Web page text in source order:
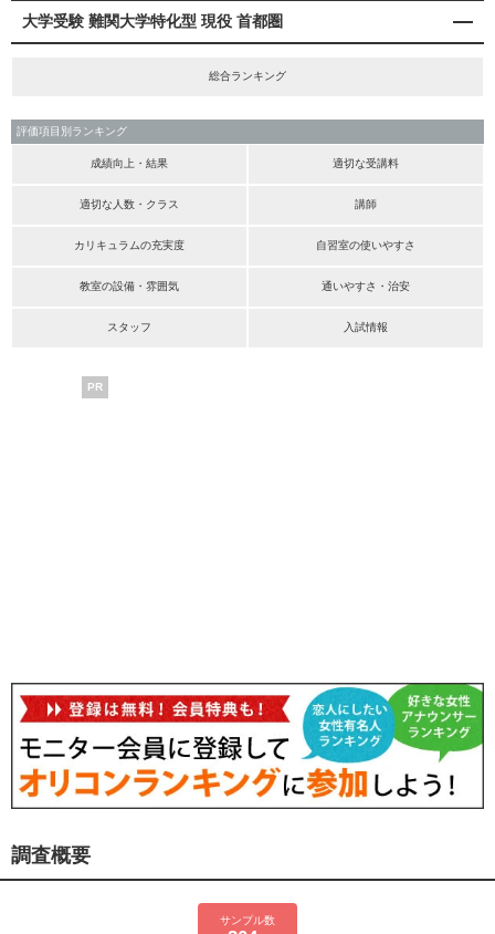
大学受験 難関大学特化型 現役 首都圏
総合ランキング
評価項目別ランキング
成績向上・結果 適切な受講料
適切な人数・クラス 講師
カリキュラムの充実度 自習室の使いやすさ
教室の設備・雰囲気 通いやすさ・治安
スタッフ 入試情報
PR
調査概要
サンプル数